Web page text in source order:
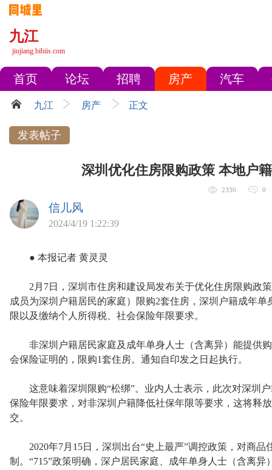
九江
jiujiang.bibiis.com
首页 论坛 招聘 房产 汽车
九江 房产 正文
发表帖子
深圳优化住房限购政策 本地户
2330 0
信儿风
2024/4/19 1:22:39
● 本报记者 黄灵灵
2月7日，深圳市住房和建设局发布关于优化住房限购政
成员为深圳户籍居民的家庭）限购2套住房，深圳户籍成年
限以及缴纳个人所得税、社会保险年限要求。
非深圳户籍居民家庭及成年单身人士（含离异）能提供购
会保险证明的，限购1套住房。通知自印发之日起执行。
这意味着深圳限购“松绑”。业内人士表示，此次对深圳户
保险年限要求，对非深圳户籍降低社保年限等要求，这将释
交。
2020年7月15日，深圳出台“史上最严”调控政策，对商品
制。“715”政策明确，深户居民家庭、成年单身人士（含离